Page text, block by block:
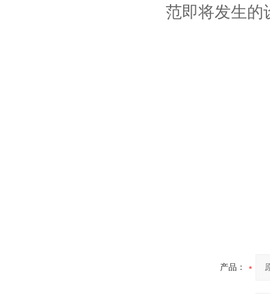
范即将发生的
产品：